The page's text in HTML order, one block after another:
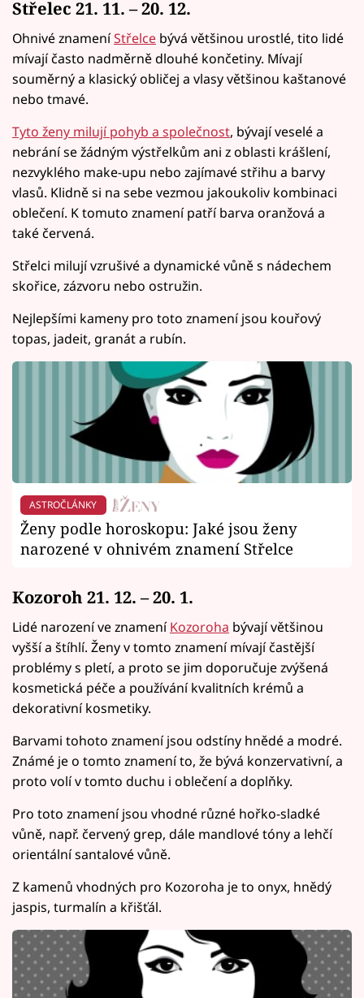
Střelec 21. 11. – 20. 12.
Ohnivé znameníStřelce bývá většinou urostlé, tito lidé
mívají často nadměrně dlouhé končetiny. Mívají
souměrný a klasický obličej a vlasy většinou kaštanové
nebo tmavé.
Tyto ženy milují pohyb a společnost, bývají veselé a
nebrání se žádným výstřelkům ani z oblasti krášlení,
nezvyklého make-upu nebo zajímavé střihu a barvy
vlasů. Klidně si na sebe vezmou jakoukoliv kombinaci
oblečení. K tomuto znamení patří barva oranžová a
také červená.
Střelci milují vzrušivé a dynamické vůně s nádechem
skořice, zázvoru nebo ostružin.
Nejlepšími kameny pro toto znamení jsou kouřový
topas, jadeit, granát a rubín.
ASTROČLÁNKY
Ženy podle horoskopu: Jaké jsou ženy
narozené v ohnivém znamení Střelce
Kozoroh 21. 12. – 20. 1.
Lidé narození ve znameníKozoroha bývají většinou
vyšší a štíhlí. Ženy v tomto znamení mívají častější
problémy s pletí, a proto se jim doporučuje zvýšená
kosmetická péče a používání kvalitních krémů a
dekorativní kosmetiky.
Barvami tohoto znamení jsou odstíny hnědé a modré.
Známé je o tomto znamení to, že bývá konzervativní, a
proto volí v tomto duchu i oblečení a doplňky.
Pro toto znamení jsou vhodné různé hořko-sladké
vůně, např. červený grep, dále mandlové tóny a lehčí
orientální santalové vůně.
Z kamenů vhodných pro Kozoroha je to onyx, hnědý
jaspis, turmalín a křišťál.